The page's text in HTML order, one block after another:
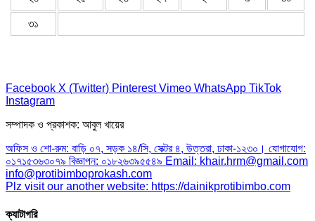
৩১
Facebook X (Twitter) Pinterest Vimeo WhatsApp TikTok
Instagram
সম্পাদক ও প্রকাশক: আবুল খায়ের
অফিস ও শো-রুম: বাড়ি ০৭, সড়ক ১৪/সি, সেক্টর ৪, উত্তরা, ঢাকা-১২৩০। যোগাযোগ:
০১৭১৫৩৬৩০৭৯ বিজ্ঞাপন: ০১৮২৬৩৯৫৫৪৯ Email: khair.hrm@gmail.com
info@protibimboprokash.com
Plz visit our another website: https://dainikprotibimbo.com
ক্যাটাগরি